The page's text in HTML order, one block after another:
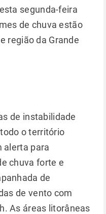
segunda-feira
de chuva estão
região da Grande
de instabilidade
o território
alerta para
chuva forte e
de
de vento com
As áreas litorâneas